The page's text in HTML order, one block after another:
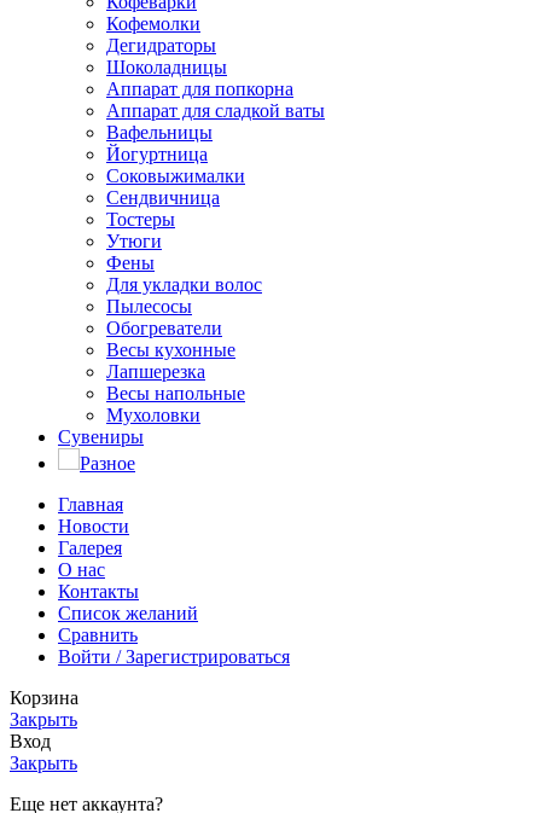
Кофемолки
Дегидраторы
Шоколадницы
Аппарат для попкорна
Аппарат для сладкой ваты
Вафельницы
Йогуртница
Соковыжималки
Сендвичница
Тостеры
Утюги
Фены
Для укладки волос
Пылесосы
Обогреватели
Весы кухонные
Лапшерезка
Весы напольные
Мухоловки
Сувениры
Разное
Главная
Новости
Галерея
О нас
Контакты
Список желаний
Сравнить
Войти / Зарегистрироваться
Корзина
Закрыть
Вход
Закрыть
Еще нет аккаунта?